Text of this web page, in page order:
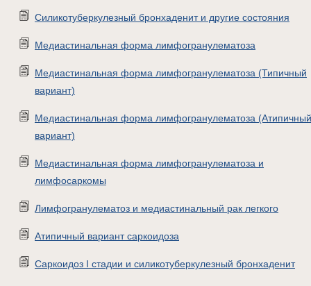
Силикотуберкулезный бронхаденит и другие состояния
Медиастинальная форма лимфогранулематоза
Медиастинальная форма лимфогранулематоза (Типичный
вариант)
Медиастинальная форма лимфогранулематоза (Атипичный
вариант)
Медиастинальная форма лимфогранулематоза и
лимфосаркомы
Лимфогранулематоз и медиастинальный рак легкого
Атипичный вариант саркоидоза
Саркоидоз I стадии и силикотуберкулезный бронхаденит